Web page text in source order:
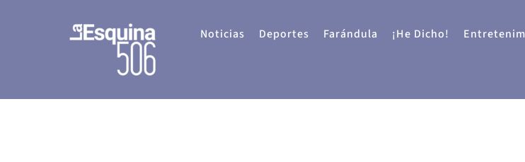
Noticias Deportes Farándula ¡He Dicho!